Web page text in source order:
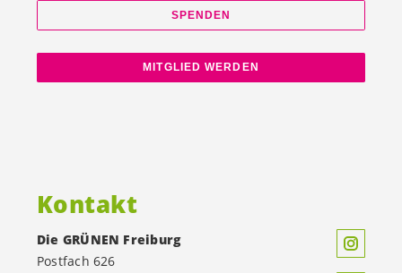
SPENDEN
MITGLIED WERDEN
Kontakt
Die GRÜNEN Freiburg
Postfach 626